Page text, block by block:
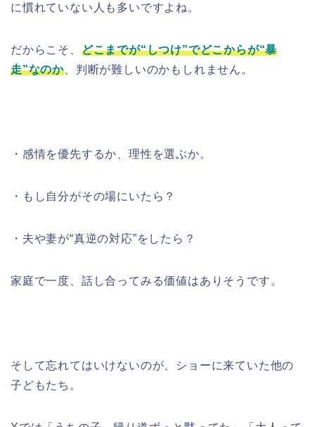
に慣れていない人も多いですよね。
だからこそ、 どこまでが“しつけ”でどこからが“暴
走”なのか 、判断が難しいのかもしれません。
・感情を優先するか、理性を選ぶか。
・もし自分がその場にいたら？
・夫や妻が“真逆の対応”をしたら？
家庭で一度、話し合ってみる価値はありそうです。
そして忘れてはいけないのが、ショーに来ていた他の
子どもたち。